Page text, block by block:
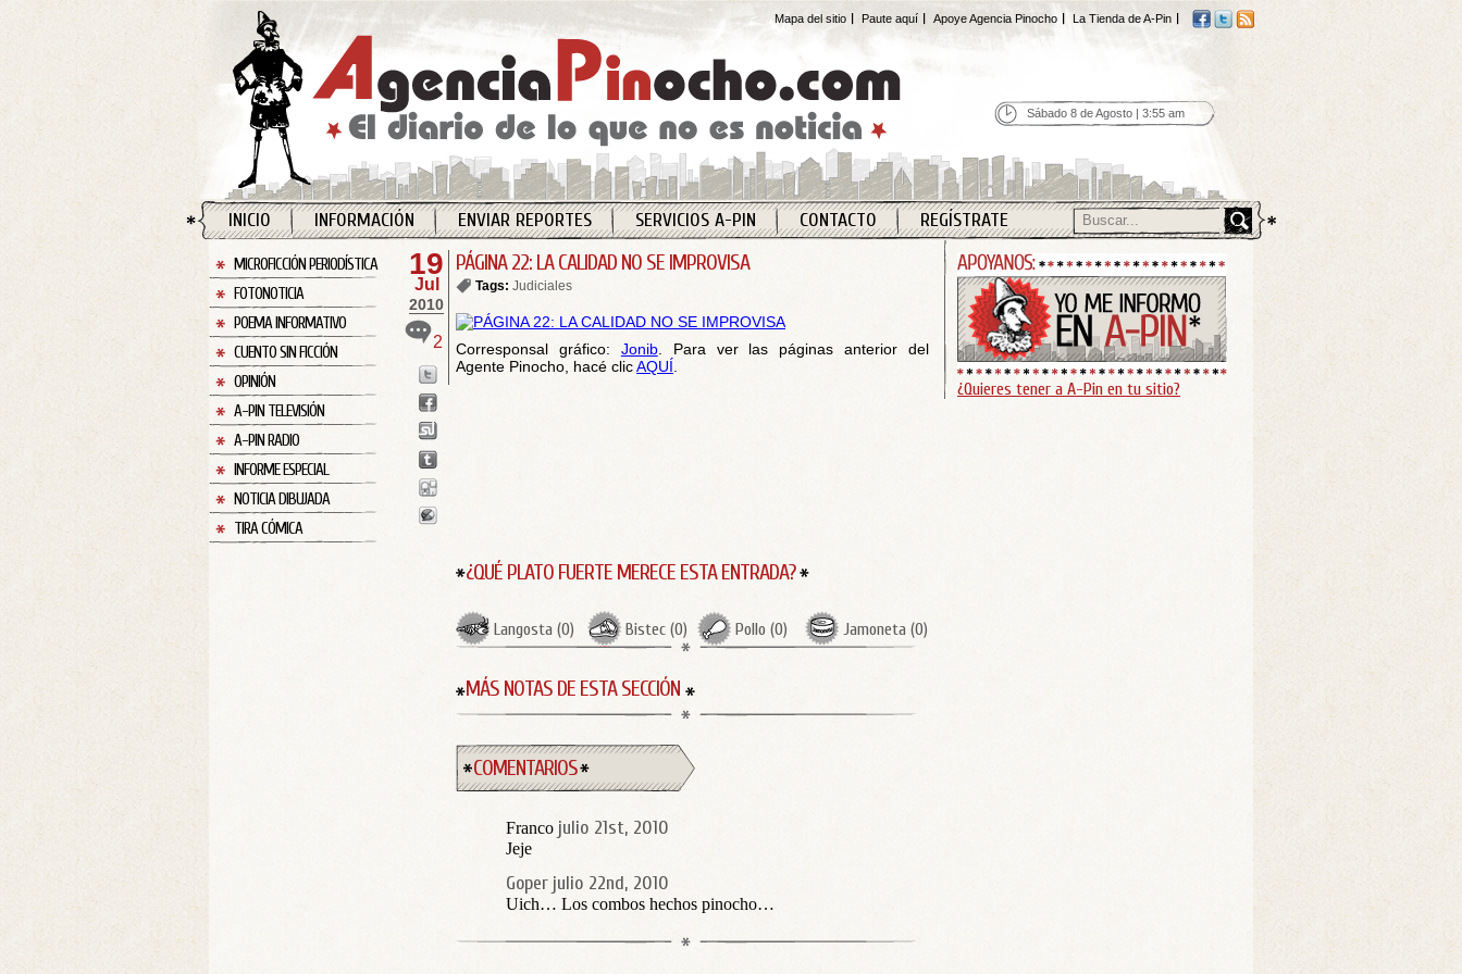
Mapa del sitio Paute aquí Apoye Agencia Pinocho La Tienda de A-Pin
Sábado 8 de Agosto | 3:55 am
INICIO INFORMACIÓN ENVIAR REPORTES SERVICIOS A-PIN CONTACTO REGÍSTRATE
MICROFICCIÓN PERIODÍSTICA
FOTONOTICIA
POEMA INFORMATIVO
CUENTO SIN FICCIÓN
OPINIÓN
A-PIN TELEVISIÓN
A-PIN RADIO
INFORME ESPECIAL
NOTICIA DIBUJADA
TIRA CÓMICA
19
Jul
2010
2
PÁGINA 22: LA CALIDAD NO SE IMPROVISA
Tags: Judiciales
Corresponsal gráfico: Jonib. Para ver las páginas anterior del
Agente Pinocho, hacé clicAQUÍ
¿QUÉ PLATO FUERTE MERECE ESTA ENTRADA?
Langosta (0) Bistec (0) Pollo (0) Jamoneta (0)
MÁS NOTAS DE ESTA SECCIÓN
COMENTARIOS
Franco julio 21st, 2010
Jeje
Goper julio 22nd, 2010
Uich… Los combos hechos pinocho…
¿Quieres tener a A-Pin en tu sitio?